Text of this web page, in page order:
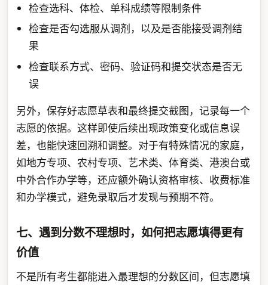
检查选科、体检、单科成绩等限制条件
检查是否勾选服从调剂，以及是否能接受调剂结
果
检查联系方式、密码、验证码和提交状态是否无
误
另外，保存好志愿草表和最终提交截图，记录每一个
志愿的依据。这样即使后续出现政策变化或信息误
差，也能快速回溯和调整。对于有特殊情况的家庭，
如地方专项、农村专项、艺术类、体育类、港澳台或
中外合作办学等，还应额外确认资格审核、收费标准
和办学模式，避免录取后才发现与预期不符。
七、遇到分数不理想时，如何把志愿填得更有
价值
不是所有考生都能进入最理想的分数区间，但志愿填